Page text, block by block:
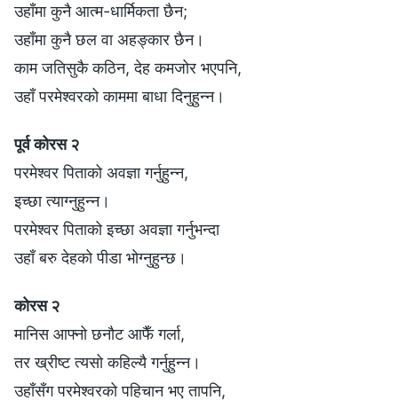
उहाँमा कुनै आत्म-धार्मिकता छैन;
उहाँमा कुनै छल वा अहङ्कार छैन।
काम जतिसुकै कठिन, देह कमजोर भएपनि,
उहाँ परमेश्‍वरको काममा बाधा दिनुहुन्न।
पूर्व कोरस २
परमेश्‍वर पिताको अवज्ञा गर्नुहुन्न,
इच्छा त्याग्नुहुन्न।
परमेश्‍वर पिताको इच्छा अवज्ञा गर्नुभन्दा
उहाँ बरु देहको पीडा भोग्नुहुन्छ।
कोरस २
मानिस आफ्नो छनौट आफैँ गर्ला,
तर ख्रीष्ट त्यसो कहिल्यै गर्नुहुन्न।
उहाँसँग परमेश्‍वरको पहिचान भए तापनि,